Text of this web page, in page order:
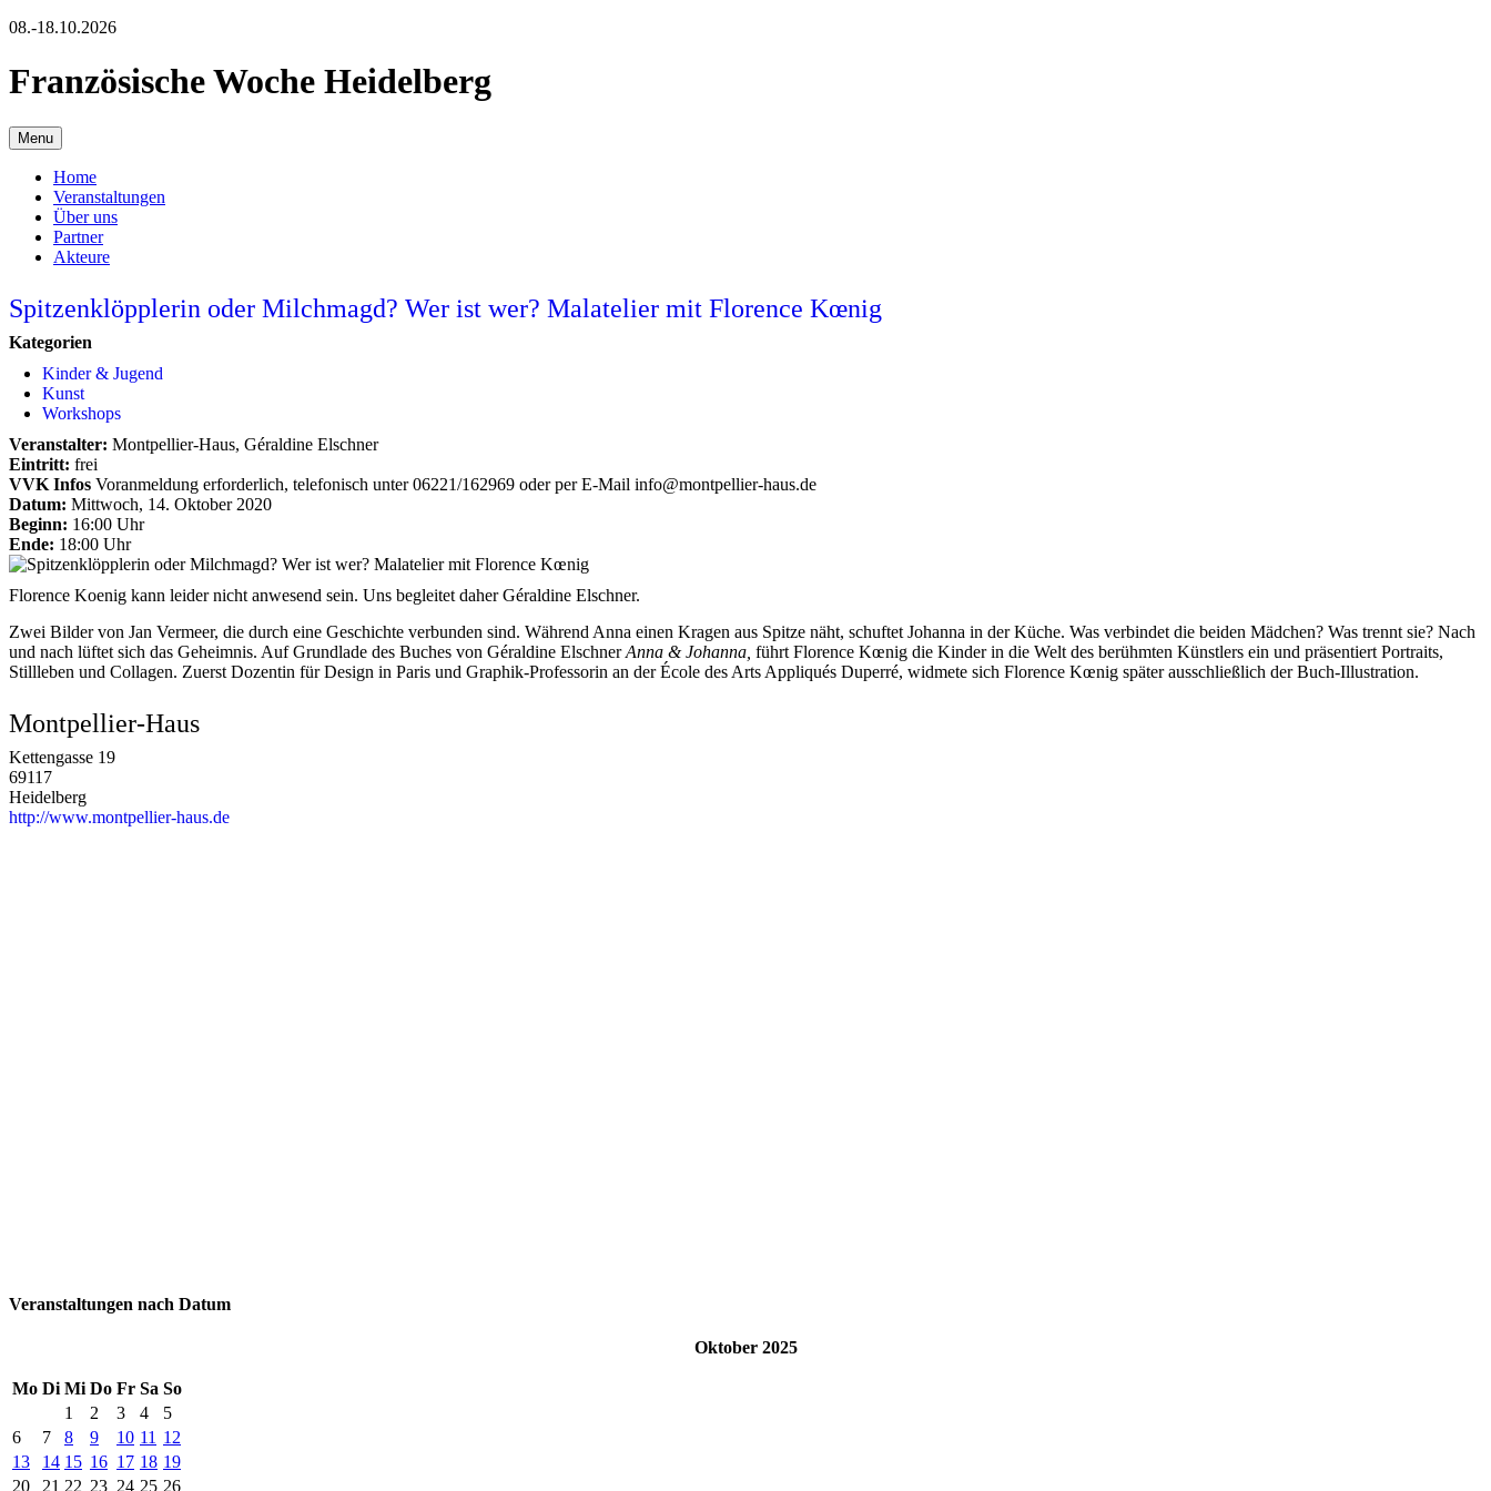
08.-18.10.2026
Französische Woche Heidelberg
Menu
Home
Veranstaltungen
Über uns
Partner
Akteure
Spitzenklöpplerin oder Milchmagd? Wer ist wer? Malatelier mit Florence Kœnig
Kategorien
Kinder & Jugend
Kunst
Workshops
Veranstalter: Montpellier-Haus, Géraldine Elschner
Eintritt: frei
VVK Infos Voranmeldung erforderlich, telefonisch unter 06221/162969 oder per E-Mail info@montpellier-haus.de
Datum: Mittwoch, 14. Oktober 2020
Beginn: 16:00 Uhr
Ende: 18:00 Uhr
Florence Koenig kann leider nicht anwesend sein. Uns begleitet daher Géraldine Elschner.
Zwei Bilder von Jan Vermeer, die durch eine Geschichte verbunden sind. Während Anna einen Kragen aus Spitze näht, schuftet Johanna in der Küche. Was verbindet die beiden Mädchen? Was trennt sie? Nach
und nach lüftet sich das Geheimnis. Auf Grundlade des Buches von Géraldine ElschnerAnna & Johanna, führt Florence Kœnig die Kinder in die Welt des berühmten Künstlers ein und präsentiert Portraits,
Stillleben und Collagen. Zuerst Dozentin für Design in Paris und Graphik-Professorin an der École des Arts Appliqués Duperré, widmete sich Florence Kœnig später ausschließlich der Buch-Illustration.
Montpellier-Haus
Kettengasse 19
69117
Heidelberg
http://www.montpellier-haus.de
Veranstaltungen nach Datum
Oktober 2025
Mo Di Mi Do Fr Sa So
1
2 3 4
5
6
7 8 9 10 11 12
13
14 15 16 17 18 19
20
21 22 23 24 25 26